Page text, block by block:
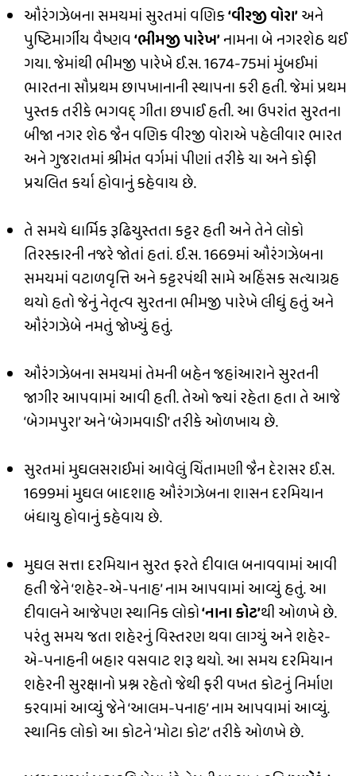
ઔરંગઝેબના સમયમાં સુરતમાં વણિક‘વીરજી વોરા’અને
પુષ્ટિમાર્ગીય વૈષ્ણવ‘ભીમજી પારેખ’નામના બે નગરશેઠ થઈ
ગયા. જેમાંથી ભીમજી પારેખે ઈ.સ. 1674-75માં મુંબઈમાં
ભારતના સૌપ્રથમ છાપખાનાની સ્થાપના કરી હતી. જેમાં પ્રથમ
પુસ્તક તરીકે ભગવદ્ ગીતા છપાઈ હતી. આ ઉપરાંત સુરતના
બીજા નગર શેઠ જૈન વણિક વીરજી વોરાએ પહેલીવાર ભારત
અને ગુજરાતમાં શ્રીમંત વર્ગમાં પીણાં ત૨ીકે ચા અને કોફી
પ્રચલિત કર્યા હોવાનું કહેવાય છે.
તે સમયે ધાર્મિક રૂઢિચુસ્તતા કટ્ટર હતી અને તેને લોકો
તિરસ્કારની નજરે જોતાં હતાં. ઈ.સ. 1669માં ઔરંગઝેબના
સમયમાં વટાળવૃત્તિ અને કટ્ટરપંથી સામે અહિંસક સત્યાગ્રહ
થયો હતો જેનું નેતૃત્વ સુરતના ભીમજી પારેખે લીધું હતું અને
ઔરંગઝેબે નમતું જોખ્યું હતું.
ઔરંગઝેબના સમયમાં તેમની બહેન જહાંઆરાને સુરતની
જાગીર આપવામાં આવી હતી. તેઓ જ્યાં રહેતા હતા તે આજે
‘બેગમપુરા’ અને ‘બેગમવાડી’ તરીકે ઓળખાય છે.
સુરતમાં મુઘલસરાઈમાં આવેલું ચિંતામણી જૈન દેરાસર ઈ.સ.
1699માં મુઘલ બાદશાહ ઔરંગઝેબના શાસન દરમિયાન
બંધાયુ હોવાનું કહેવાય છે.
મુઘલ સત્તા દરમિયાન સુરત ફરતે દીવાલ બનાવવામાં આવી
હતી જેને ‘શહેર-એ-પનાહ’ નામ આપવામાં આવ્યું હતું. આ
દીવાલને આજેપણ સ્થાનિક લોકો‘નાના કોટ’થી ઓળખે છે.
પરંતુ સમય જતા શહેરનું વિસ્તરણ થવા લાગ્યું અને શહેર-
એ-પનાહની બહાર વસવાટ શરૂ થયો. આ સમય દરમિયાન
શહેરની સુરક્ષાનો પ્રશ્ન રહેતો જેથી ફરી વખત કોટનું નિર્માણ
કરવામાં આવ્યું જેને ‘આલમ-પનાહ’ નામ આપવામાં આવ્યું.
સ્થાનિક લોકો આ કોટને ‘મોટા કોટ’ તરીકે ઓળખે છે.